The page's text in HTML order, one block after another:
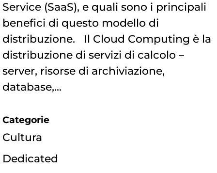
Service (SaaS), e quali sono i principali
benefici di questo modello di
distribuzione. Il Cloud Computing è la
distribuzione di servizi di calcolo –
server, risorse di archiviazione,
database,...
Categorie
Cultura
Dedicated